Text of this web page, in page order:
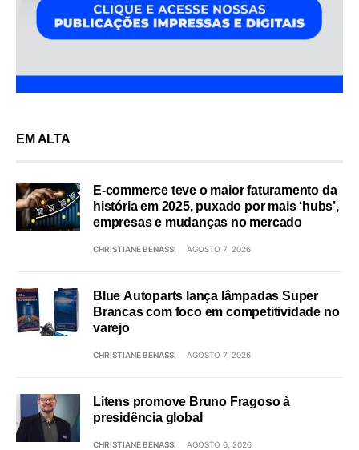
EM ALTA
E-commerce teve o maior faturamento da
história em 2025, puxado por mais ‘hubs’,
empresas e mudanças no mercado
CHRISTIANE BENASSI AGOSTO 7, 2026
Blue Autoparts lança lâmpadas Super
Brancas com foco em competitividade no
varejo
CHRISTIANE BENASSI AGOSTO 7, 2026
Litens promove Bruno Fragoso à
presidência global
CHRISTIANE BENASSI AGOSTO 6, 2026